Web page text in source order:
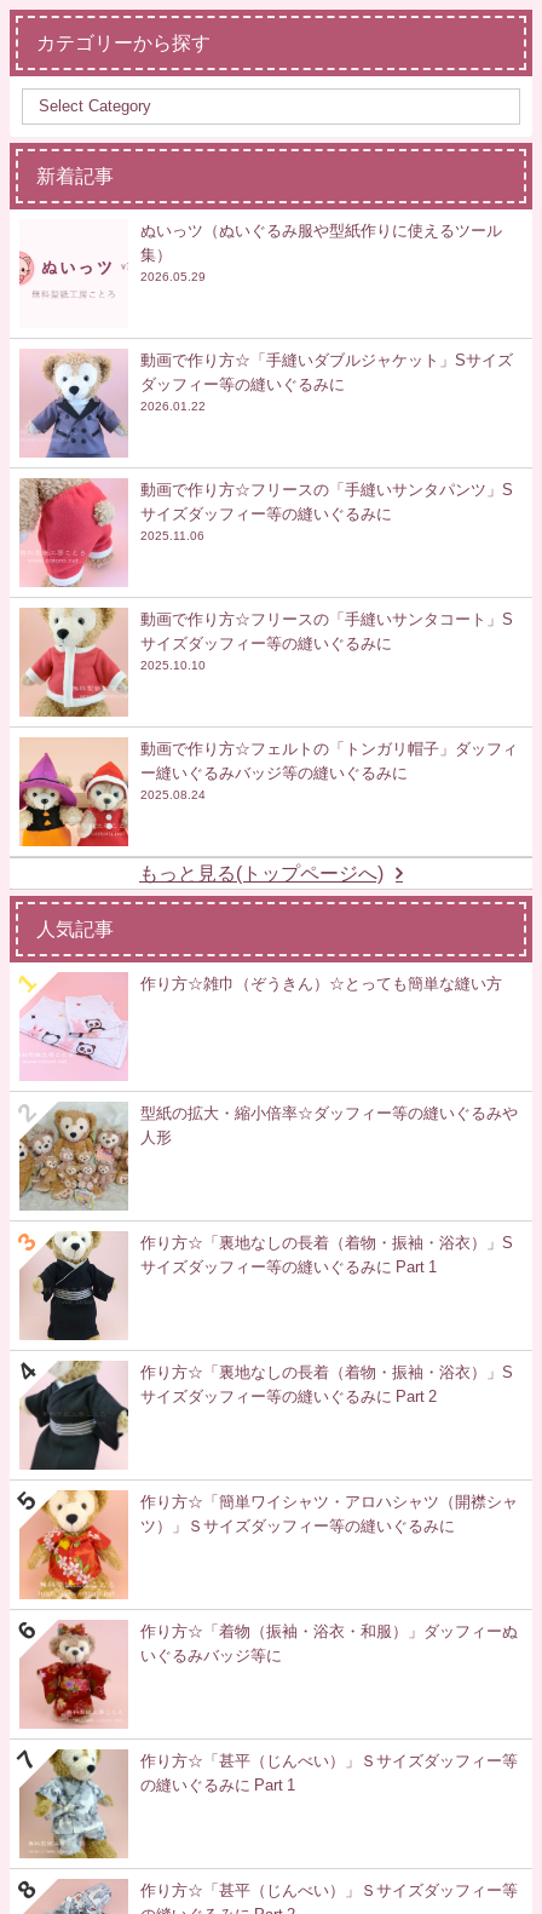
カテゴリーから探す
新着記事
ぬいっツ（ぬいぐるみ服や型紙作りに使えるツール
集）
2026.05.29
動画で作り方☆「手縫いダブルジャケット」Sサイズ
ダッフィー等の縫いぐるみに
2026.01.22
動画で作り方☆フリースの「手縫いサンタパンツ」S
サイズダッフィー等の縫いぐるみに
2025.11.06
動画で作り方☆フリースの「手縫いサンタコート」S
サイズダッフィー等の縫いぐるみに
2025.10.10
動画で作り方☆フェルトの「トンガリ帽子」ダッフィ
ー縫いぐるみバッジ等の縫いぐるみに
2025.08.24
もっと見る(トップページへ)
人気記事
作り方☆雑巾（ぞうきん）☆とっても簡単な縫い方
型紙の拡大・縮小倍率☆ダッフィー等の縫いぐるみや
人形
作り方☆「裏地なしの長着（着物・振袖・浴衣）」S
サイズダッフィー等の縫いぐるみに Part 1
作り方☆「裏地なしの長着（着物・振袖・浴衣）」S
サイズダッフィー等の縫いぐるみに Part 2
作り方☆「簡単ワイシャツ・アロハシャツ（開襟シャ
ツ）」Ｓサイズダッフィー等の縫いぐるみに
作り方☆「着物（振袖・浴衣・和服）」ダッフィーぬ
いぐるみバッジ等に
作り方☆「甚平（じんべい）」Ｓサイズダッフィー等
の縫いぐるみに Part 1
作り方☆「甚平（じんべい）」Ｓサイズダッフィー等